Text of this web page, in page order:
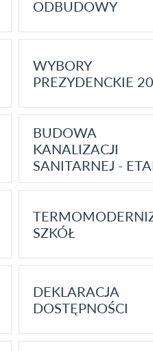
ODBUDOWY
WYBORY
PREZYDENCKIE
BUDOWA
KANALIZACJI
SANITARNEJ -
SZKÓŁ
DEKLARACJA
DOSTĘPNOŚCI